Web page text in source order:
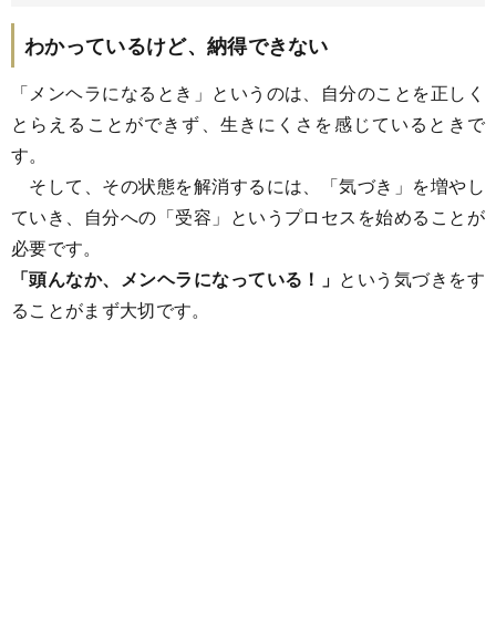
わかっているけど、納得できない
「メンヘラになるとき」というのは、自分のことを正しく
とらえることができず、生きにくさを感じているときで
す。
そして、その状態を解消するには、「気づき」を増やし
ていき、自分への「受容」というプロセスを始めることが
必要です。
「頭んなか、メンヘラになっている！」 という気づきをす
ることがまず大切です。